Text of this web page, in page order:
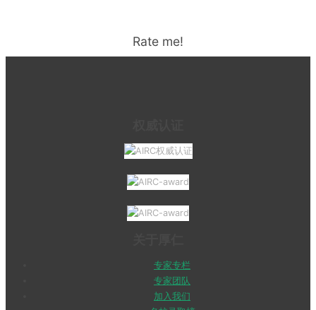
Rate me!
专家专栏
专家团队
加入我们